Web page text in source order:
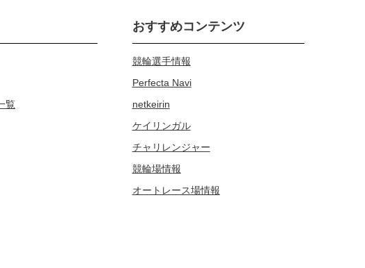
覧
おすすめコンテンツ
競輪選手情報
Perfecta Navi
netkeirin
ケイリンガル
チャリレンジャー
競輪場情報
オートレース場情報